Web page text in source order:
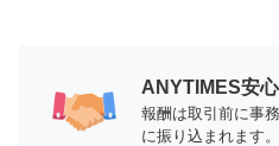
ANYTIMES安
報酬は取引前に事
に振り込まれます